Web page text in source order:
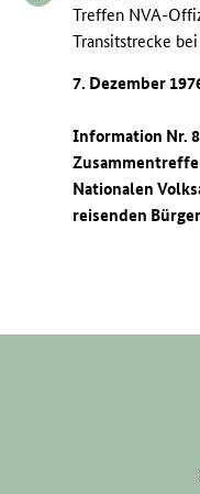
Treffen NVA-
Transitstrecke
7. Dezember
Information Nr.
Nationalen
reisenden